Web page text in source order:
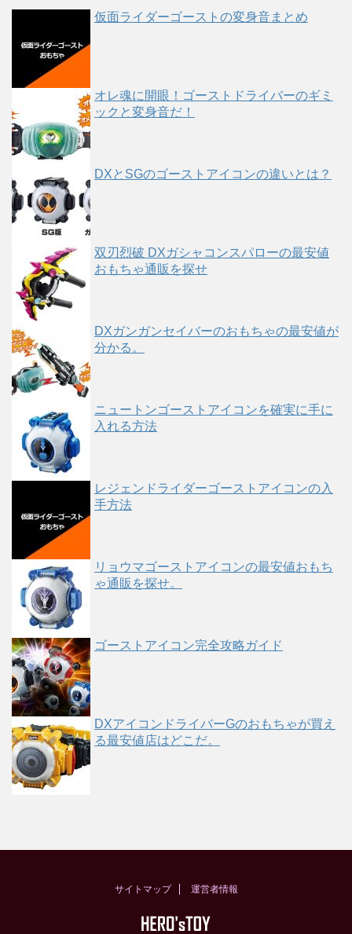
仮面ライダーゴーストの変身音まとめ
オレ魂に開眼！ゴーストドライバーのギミ
ックと変身音だ！
DXとSGのゴーストアイコンの違いとは？
双刃烈破 DXガシャコンスパローの最安値
おもちゃ通販を探せ
DXガンガンセイバーのおもちゃの最安値が
分かる。
ニュートンゴーストアイコンを確実に手に
入れる方法
レジェンドライダーゴーストアイコンの入
手方法
リョウマゴーストアイコンの最安値おもち
ゃ通販を探せ。
ゴーストアイコン完全攻略ガイド
DXアイコンドライバーGのおもちゃが買え
る最安値店はどこだ。
サイトマップ 運営者情報